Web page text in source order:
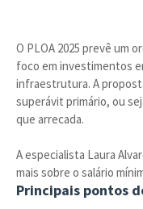
O PLOA 2025 prevê um
foco em investimentos
infraestrutura. A
superávit primário, ou
que arrecada.
A especialista Laura
mais sobre o salário
Principais pontos